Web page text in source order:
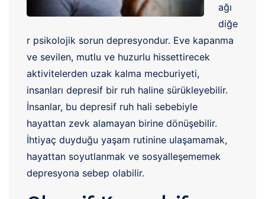
ağı
diğe
r psikolojik sorun depresyondur. Eve kapanma
ve sevilen, mutlu ve huzurlu hissettirecek
aktivitelerden uzak kalma mecburiyeti,
insanları depresif bir ruh haline sürükleyebilir.
İnsanlar, bu depresif ruh hali sebebiyle
hayattan zevk alamayan birine dönüşebilir.
İhtiyaç duyduğu yaşam rutinine ulaşamamak,
hayattan soyutlanmak ve sosyalleşememek
depresyona sebep olabilir.